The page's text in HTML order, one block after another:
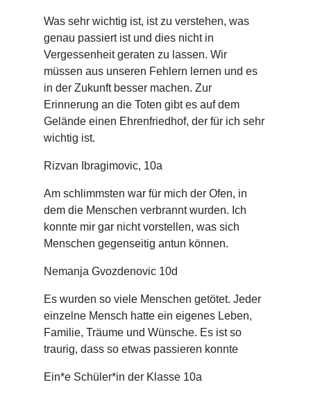
Was sehr wichtig ist, ist zu verstehen, was
genau passiert ist und dies nicht in
Vergessenheit geraten zu lassen. Wir
müssen aus unseren Fehlern lernen und es
in der Zukunft besser machen. Zur
Erinnerung an die Toten gibt es auf dem
Gelände einen Ehrenfriedhof, der für ich sehr
wichtig ist.
Rizvan Ibragimovic, 10a
Am schlimmsten war für mich der Ofen, in
dem die Menschen verbrannt wurden. Ich
konnte mir gar nicht vorstellen, was sich
Menschen gegenseitig antun können.
Nemanja Gvozdenovic 10d
Es wurden so viele Menschen getötet. Jeder
einzelne Mensch hatte ein eigenes Leben,
Familie, Träume und Wünsche. Es ist so
traurig, dass so etwas passieren konnte
Ein*e Schüler*in der Klasse 10a